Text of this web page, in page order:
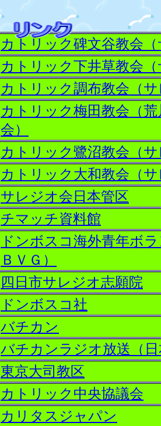
カトリック碑文谷教会
カトリック下井草教会
カトリック調布教会（
カトリック梅田教会（
会）
カトリック鷺沼教会（
カトリック大和教会（
サレジオ会日本管区
チマッチ資料館
ドンボスコ海外青年ボ
ＢＶＧ）
四日市サレジオ志願院
ドンボスコ社
バチカン
バチカンラジオ放送（
東京大司教区
カトリック中央協議会
カリタスジャパン